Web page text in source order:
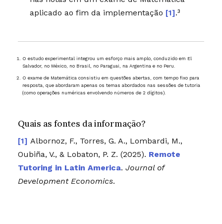
aplicado ao fim da implementação [1].³
O estudo experimental integrou um esforço mais amplo, conduzido em El
Salvador, no México, no Brasil, no Paraguai, na Argentina e no Peru.
O exame de Matemática consistiu em questões abertas, com tempo fixo para
resposta, que abordaram apenas os temas abordados nas sessões de tutoria
(como operações numéricas envolvendo números de 2 dígitos).
Quais as fontes da informação?
Albornoz, F., Torres, G. A., Lombardi, M.,
Oubiña, V., & Lobaton, P. Z. (2025). Remote
Tutoring in Latin America. Journal of
Development Economics.